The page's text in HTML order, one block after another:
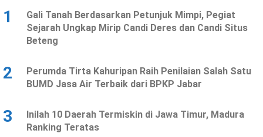
1
Gali Tanah Berdasarkan Petunjuk Mimpi, Pegiat
Sejarah Ungkap Mirip Candi Deres dan Candi Situs
Beteng
2
Perumda Tirta Kahuripan Raih Penilaian Salah Satu
BUMD Jasa Air Terbaik dari BPKP Jabar
3
Inilah 10 Daerah Termiskin di Jawa Timur, Madura
Ranking Teratas